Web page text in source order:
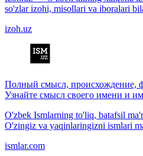
so'zlar izohi, misollari va iboralari
izoh.uz
Полный смысл, происхождение,
Узнайте смысл своего имени и
O'zbek Ismlarning to'liq, batafsil
O'zingiz va yaqinlaringizni ismlari
ismlar.com